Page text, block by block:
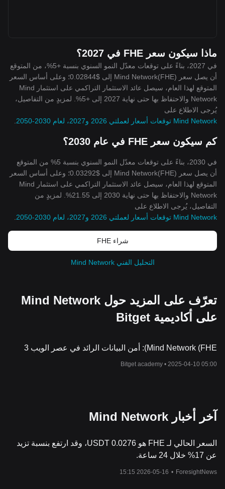
ماذا سيكون سعر FHE في 2027؟
في 2027، بناءً على توقعات معدّل النمو السنوي بنسبة +5%، من المتوقع
أن يصل سعر Mind Network(FHE) إلى $0.02844؛ وعلى أساس السعر
المتوقع لهذا العام، سيصل عائد الاستثمار التراكمي على استثمار Mind
Network والاحتفاظ بها حتى نهاية 2027 إلى +5%. لمزيدٍ من التفاصيل،
يُرجى الاطلاع على
Mind Network توقعات أسعار لعملتي 2026 و2027، لعام 2030-2050
كم سيكون سعر FHE في عام 2030؟
في 2030، بناءً على توقعات معدّل النمو السنوي بنسبة 5% من المتوقع
أن يصل سعر Mind Network(FHE) إلى $0.03292؛ وعلى أساس السعر
المتوقع لهذا العام، سيصل عائد الاستثمار التراكمي على استثمار Mind
Network والاحتفاظ بها حتى نهاية 2030 إلى 21.55%. لمزيدٍ من
التفاصيل، يُرجى الاطلاع على
Mind Network توقعات أسعار لعملتي 2026 و2027، لعام 2030-2050
شراء FHE
التحليل الفني Mind Network
تعرّف على المزيد حول Mind Network
على أكاديمية Bitget
Mind Network (FHE): أمن البيانات الرائد في عصر الويب 3
Bitget academy • 2025-04-10 05:00
آخر أخبار Mind Network
السعر الحالي لـ FHE هو 0.0276 USDT، وقد ارتفع بنسبة تزيد
عن 17% خلال 24 ساعة.
ForesightNews
•
2026-05-16 15:15